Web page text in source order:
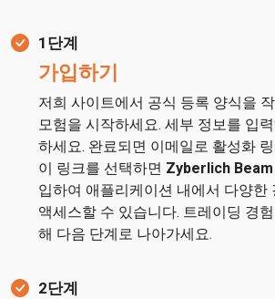
1단계
가입하기
저희 사이트에서 공식 등록 양식을
모험을 시작하세요. 세부 정보를 입
하세요. 완료되면 이메일로 활성화
이 링크를 선택하면 Zyberlich Beam
입하여 애플리케이션 내에서 다양한
액세스할 수 있습니다. 트레이딩 경
해 다음 단계로 나아가세요.
2단계